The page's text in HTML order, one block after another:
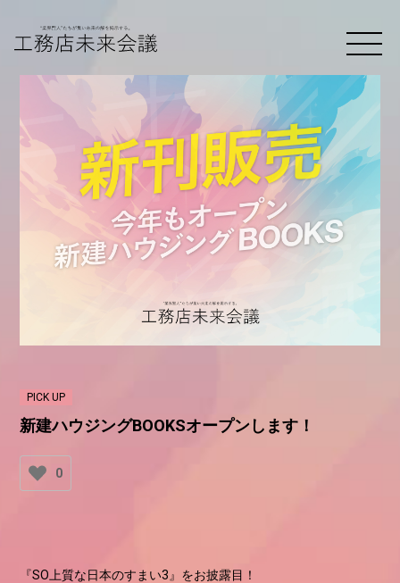
PICK UP
新建ハウジングBOOKSオープンします！
0
『SO上質な日本のすまい3』をお披露目！